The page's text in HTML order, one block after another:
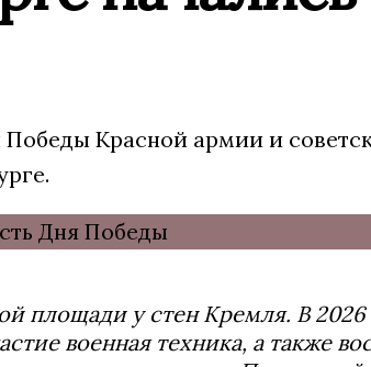
Красной армии и
площади у стен Кремля. В 2026
военная техника, а также